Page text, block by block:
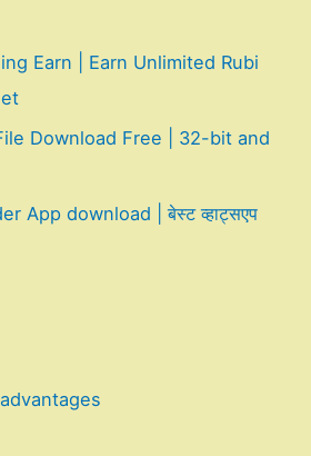
Earn | Earn Unlimited Rubi
Download Free | 32-bit and
App download | बेस्ट व्हाट्सएप